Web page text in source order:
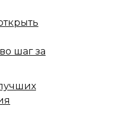
шаг за